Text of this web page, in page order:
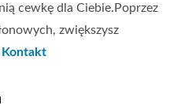
cewkę dla Ciebie.Poprzez
zwiększysz
Kontakt